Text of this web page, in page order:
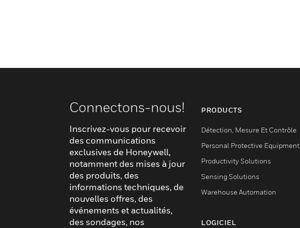
Connectons-nous!
Inscrivez-vous pour recevoir
des communications
exclusives de Honeywell,
notamment des mises à jour
des produits, des
informations techniques, de
nouvelles offres, des
événements et actualités,
des sondages, nos
PRODUCTS
Détection, Mesure Et Contrôle
Personal Protective Equipment
Productivity Solutions
Sensing Solutions
Warehouse Automation
LOGICIEL